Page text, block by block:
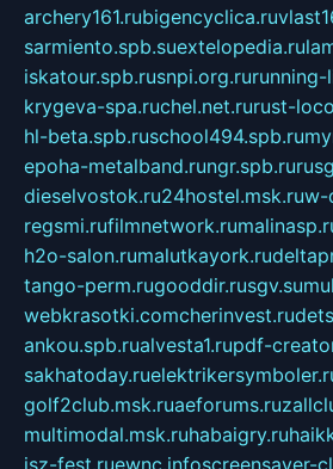
archery161.rubigencyclica.ru
sarmiento.spb.suextelopedia.ru
iskatour.spb.rusnpi.org.rurunning-
krygeva-spa.ruchel.net.rurust-
hl-beta.spb.ruschool494.spb.ru
epoha-metalband.rungr.spb.ru
dieselvostok.ru24hostel.msk.ruw-
regsmi.rufilmnetwork.ru
h2o-salon.rumalutkayork.ru
tango-perm.rugooddir.rusgv.su
webkrasotki.comcherinvest.ru
ankou.spb.rualvesta1.rupdf-
sakhatoday.ru
golf2club.msk.ruaeforums.ru
multimodal.msk.ruhabaigry.ru
isz-fest.ruewnc.infoscreensaver-